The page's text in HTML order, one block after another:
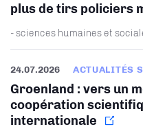
plus de tirs policiers
- sciences humaines et
24.07.2026 ACTUALITÉS
Groenland : vers un
coopération
internationale